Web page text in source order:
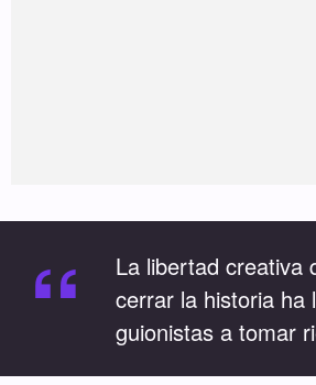
“
La libertad creativa
cerrar la historia ha
guionistas a tomar